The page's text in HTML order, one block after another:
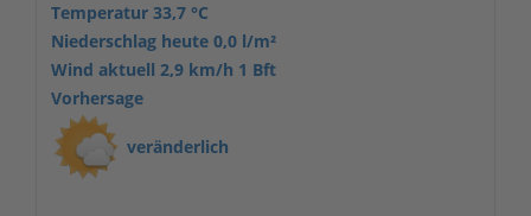
Temperatur 33,7 °C
Niederschlag heute 0,0 l/m²
Wind aktuell 2,9 km/h 1 Bft
Vorhersage
veränderlich